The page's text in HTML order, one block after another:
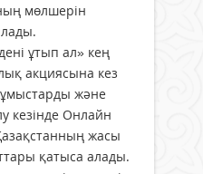
мөлшерін
ұтып ал» кең
акциясына кез
және
кезінде Онлайн
жасы
қатыса алады.